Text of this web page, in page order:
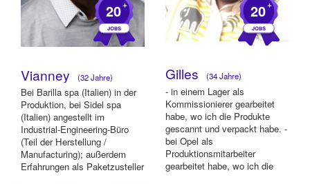
20+
Vianney (32 Jahre)
Bei Barilla spa (Italien) in der
Produktion, bei Sidel spa
(Italien) angestellt im
Industrial-Engineering-Büro
(Teil der Herstellung /
Manufacturing); außerdem
Erfahrungen als Paketzusteller
20+
Gilles (34 Jahre)
- in einem Lager als
Kommissionierer gearbeitet
habe, wo ich die Produkte
gescannt und verpackt habe. -
bei Opel als
Produktionsmitarbeiter
gearbeitet habe, wo ich die